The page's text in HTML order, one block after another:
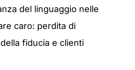
del linguaggio nelle
caro: perdita di
fiducia e clienti